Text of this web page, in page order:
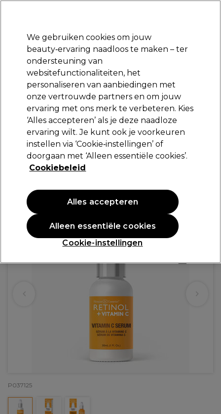
Aanmelden
Merken Deals Haar Elektra
Volgende dag geleverd*
Na verzending, maandag t/m vrijdag
Retinol
Retinol Vitamine C Serum 63g
20,89 €
PROMOTIE
P037125
We gebruiken cookies om jouw
beauty‑ervaring naadloos te maken – ter
ondersteuning van
websitefunctionaliteiten, het
personaliseren van aanbiedingen met
onze vertrouwde partners en om jouw
ervaring met ons merk te verbeteren. Kies
‘Alles accepteren’ als je deze naadloze
ervaring wilt. Je kunt ook je voorkeuren
instellen via ‘Cookie‑instellingen’ of
doorgaan met ‘Alleen essentiële cookies’.
Cookiebeleid
Cookie-instellingen
Alleen essentiële cookies
Alles accepteren